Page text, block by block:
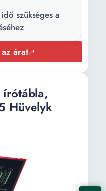
szükséges a
árat
írótábla,
Hüvelyk